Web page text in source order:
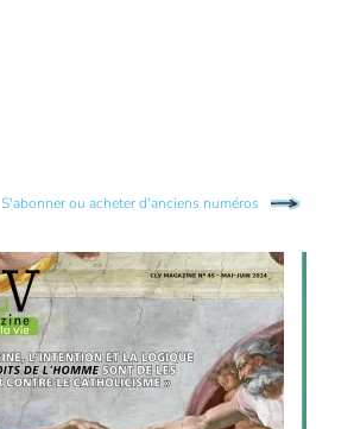
S'abonner ou acheter d'anciens numéros